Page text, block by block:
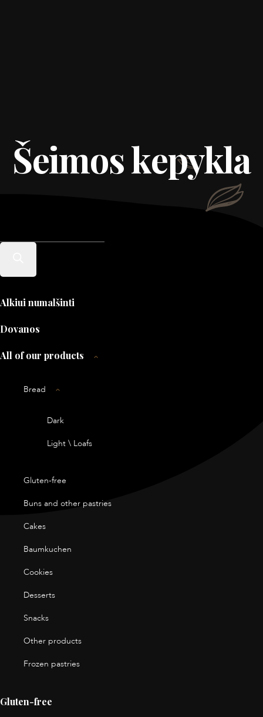
Šeimos kepykla
Alkiui numalšinti
Dovanos
All of our products
Bread
Dark
Light \ Loafs
Gluten-free
Buns and other pastries
Cakes
Baumkuchen
Cookies
Desserts
Snacks
Other products
Frozen pastries
Gluten-free